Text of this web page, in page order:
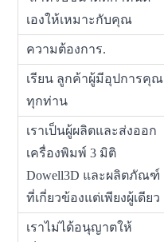
เองให้เหมาะกับคุณ
ความต้องการ.
เรียน ลูกค้าผู้มีอุปการคุณ
ทุกท่าน
เราเป็นผู้ผลิตและส่งออก
เครื่องพิมพ์ 3 มิติ
Dowell3D และผลิตภัณฑ์
ที่เกี่ยวข้องแต่เพียงผู้เดียว
เราไม่ได้อนุญาตให้